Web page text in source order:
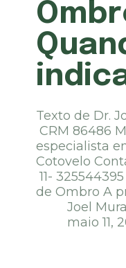
Texto de Dr.
CRM 86486
especialista
Cotovelo
11-
de Ombro A
Joel
maio 11,